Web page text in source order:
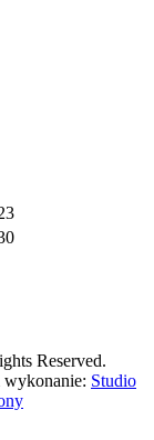
Reserved.
wykonanie: Studio